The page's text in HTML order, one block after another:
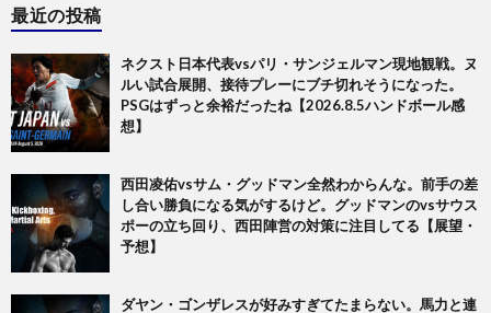
最近の投稿
ネクスト日本代表vsパリ・サンジェルマン現地観戦。ヌ
ルい試合展開、接待プレーにブチ切れそうになった。
PSGはずっと余裕だったね【2026.8.5ハンドボール感
想】
西田凌佑vsサム・グッドマン全然わからんな。前手の差
し合い勝負になる気がするけど。グッドマンのvsサウス
ポーの立ち回り、西田陣営の対策に注目してる【展望・
予想】
ダヤン・ゴンザレスが好みすぎてたまらない。馬力と連